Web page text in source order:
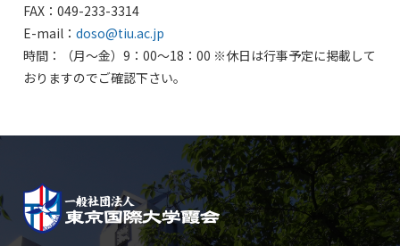
FAX：049-233-3314
E-mail：doso@tiu.ac.jp
時間：（月〜金）9：00～18：00 ※休日は行事予定に掲載して
おりますのでご確認下さい。